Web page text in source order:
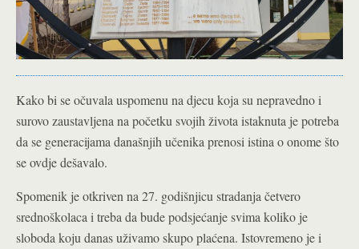
Kako bi se očuvala uspomenu na djecu koja su nepravedno i
surovo zaustavljena na početku svojih života istaknuta je potreba
da se generacijama današnjih učenika prenosi istina o onome što
se ovdje dešavalo.
Spomenik je otkriven na 27. godišnjicu stradanja četvero
srednoškolaca i treba da bude podsjećanje svima koliko je
sloboda koju danas uživamo skupo plaćena. Istovremeno je i